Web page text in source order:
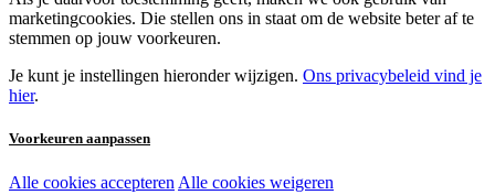
marketingcookies. Die stellen ons in staat om de website beter af te
stemmen op jouw voorkeuren.
Je kunt je instellingen hieronder wijzigen. Ons privacybeleid vind je
hier.
Voorkeuren aanpassen
Noodzakelijke cookies:
Alle cookies accepteren Alle cookies weigeren